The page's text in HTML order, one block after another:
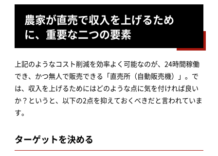
農家が直売で収入を上げるため
に、重要な二つの要素
上記のようなコスト削減を効率よく可能なのが、24時間稼働
でき、かつ無人で販売できる「直売所（自動販売機）」。で
は、収入を上げるためにはどのような点に気を付ければ良い
か？というと、以下の2点を抑えておくべきだと言われていま
す。
ターゲットを決める